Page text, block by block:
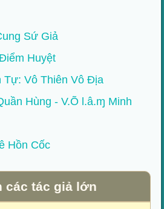
Sứ Giả
Huyệt
Tự: Vô Thiên Vô Địa
Hùng - V.Õ l.â.ɱ Minh
Hồn Cốc
các tác giả lớn